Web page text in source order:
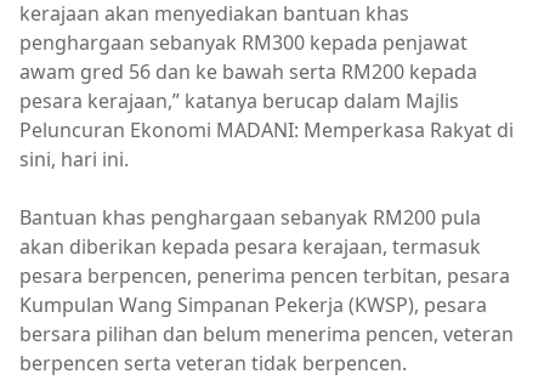
kerajaan akan menyediakan bantuan khas
penghargaan sebanyak RM300 kepada penjawat
awam gred 56 dan ke bawah serta RM200 kepada
pesara kerajaan,” katanya berucap dalam Majlis
Peluncuran Ekonomi MADANI: Memperkasa Rakyat di
sini, hari ini.
Bantuan khas penghargaan sebanyak RM200 pula
akan diberikan kepada pesara kerajaan, termasuk
pesara berpencen, penerima pencen terbitan, pesara
Kumpulan Wang Simpanan Pekerja (KWSP), pesara
bersara pilihan dan belum menerima pencen, veteran
berpencen serta veteran tidak berpencen.